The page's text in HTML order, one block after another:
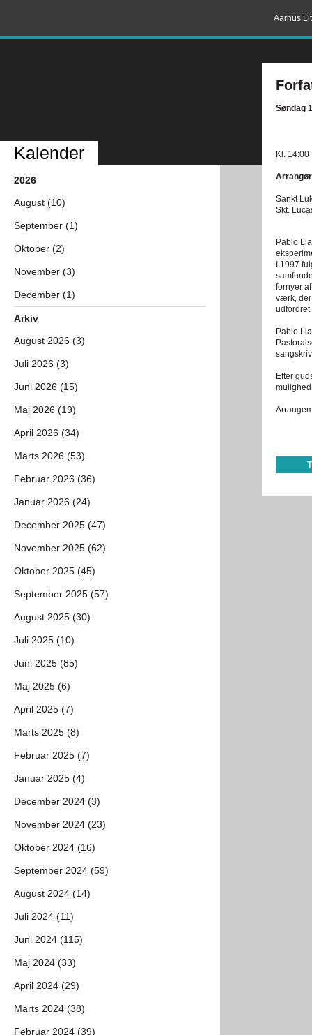
Aarhus
Søndag
Kl. 14:00
Sankt
Skt.
Pablo
I 1997
fornyer
værk, der
udfordret
Pablo
Efter
Kalender
2026
August (10)
September (1)
Oktober (2)
November (3)
December (1)
Arkiv
August 2026 (3)
Juli 2026 (3)
Juni 2026 (15)
Maj 2026 (19)
April 2026 (34)
Marts 2026 (53)
Februar 2026 (36)
Januar 2026 (24)
December 2025 (47)
November 2025 (62)
Oktober 2025 (45)
September 2025 (57)
August 2025 (30)
Juli 2025 (10)
Juni 2025 (85)
Maj 2025 (6)
April 2025 (7)
Marts 2025 (8)
Februar 2025 (7)
Januar 2025 (4)
December 2024 (3)
November 2024 (23)
Oktober 2024 (16)
September 2024 (59)
August 2024 (14)
Juli 2024 (11)
Juni 2024 (115)
Maj 2024 (33)
April 2024 (29)
Marts 2024 (38)
Februar 2024 (39)